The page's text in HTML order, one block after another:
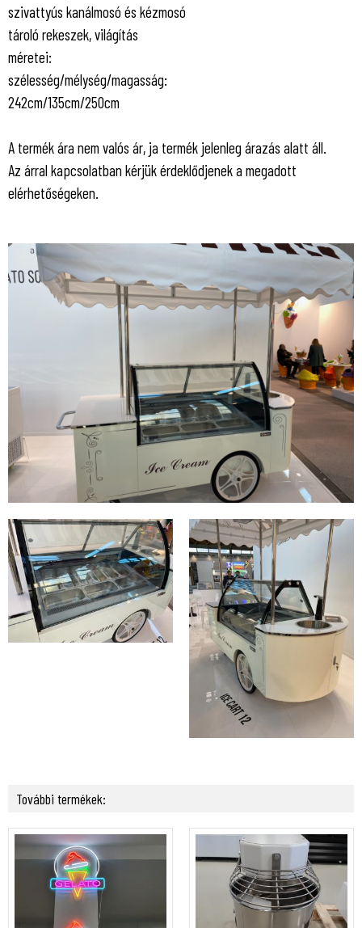
szivattyús kanálmosó és kézmosó
tároló rekeszek, világítás
méretei:
szélesség/mélység/magasság:​​​​
242cm/135cm/250cm
A termék ára nem valós ár, ja termék jelenleg árazás alatt áll.
Az árral kapcsolatban kérjük érdeklődjenek a megadott
elérhetőségeken.
További termékek: